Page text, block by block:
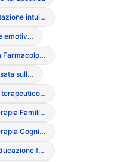
Alimentazione intuitiva (Intuitive Eating)
Validazione emotiva (tecnica di)
Terapia Farmacologica
Terapia basata sulla compassione (CFT)
Setting terapeutico (definizione e confini)
Psicoterapia Familiare Sistemica
Psicoterapia Cognitivo-Interpersonale
Psicoeducazione familiare